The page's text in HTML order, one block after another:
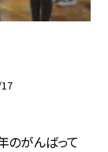
のがんばって